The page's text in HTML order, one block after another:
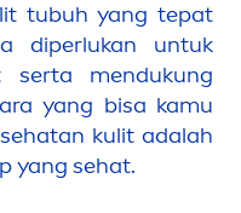
tubuh yang tepat
diperlukan untuk
serta mendukung
yang bisa kamu
kulit adalah
yang sehat.